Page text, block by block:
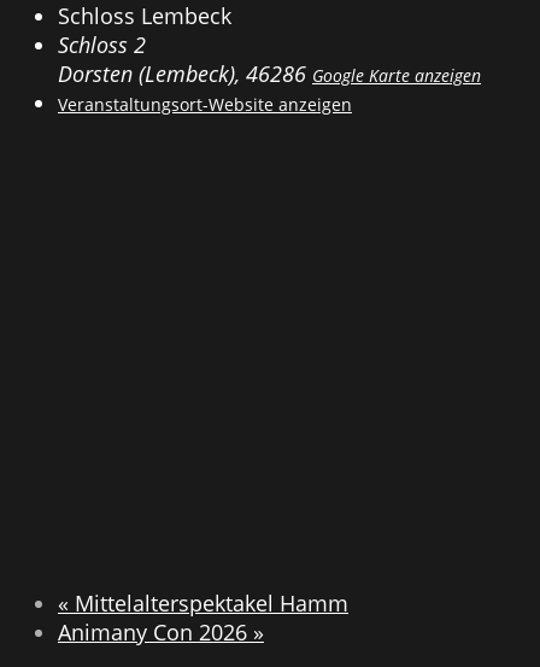
Schloss Lembeck
Schloss 2
Dorsten (Lembeck), 46286 Google Karte anzeigen
Veranstaltungsort-Website anzeigen
« Mittelalterspektakel Hamm
Animany Con 2026 »